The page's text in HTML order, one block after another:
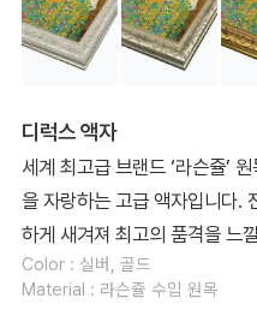
디럭스 액자
세계 최고급 브랜드 ‘라슨쥴’
을 자랑하는 고급 액자입니다.
하게 새겨져 최고의 품격을 느
Color : 실버, 골드
Material : 라슨쥴 수입 원목